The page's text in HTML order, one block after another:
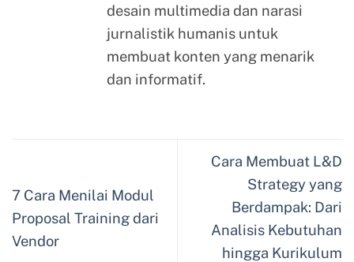
desain multimedia dan narasi
jurnalistik humanis untuk
membuat konten yang menarik
dan informatif.
7 Cara Menilai Modul
Proposal Training dari
Vendor
Cara Membuat L&D
Strategy yang
Berdampak: Dari
Analisis Kebutuhan
hingga Kurikulum